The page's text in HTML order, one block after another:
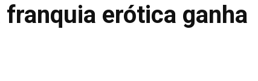
erótica ganha